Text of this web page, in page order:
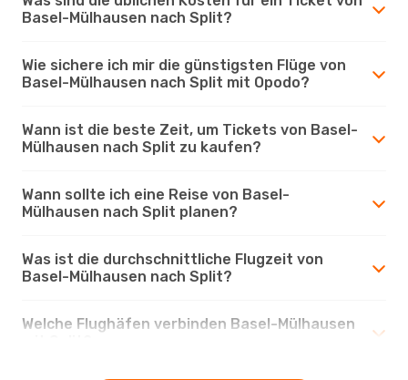
Basel-Mülhausen nach Split?
Wie sichere ich mir die günstigsten Flüge von
Basel-Mülhausen nach Split mit Opodo?
Wann ist die beste Zeit, um Tickets von Basel-
Mülhausen nach Split zu kaufen?
Wann sollte ich eine Reise von Basel-
Mülhausen nach Split planen?
Was ist die durchschnittliche Flugzeit von
Basel-Mülhausen nach Split?
Welche Flughäfen verbinden Basel-Mülhausen